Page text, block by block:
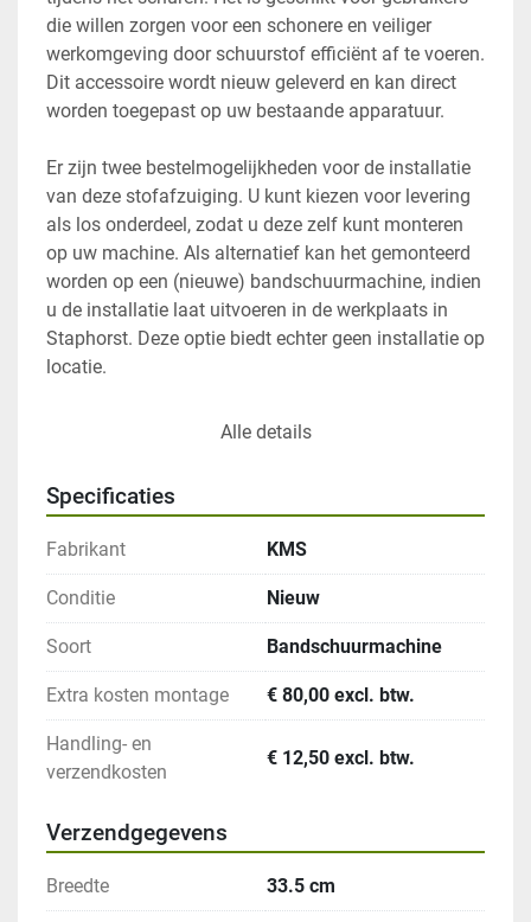
die willen zorgen voor een schonere en veiliger
werkomgeving door schuurstof efficiënt af te voeren.
Dit accessoire wordt nieuw geleverd en kan direct
worden toegepast op uw bestaande apparatuur.
Er zijn twee bestelmogelijkheden voor de installatie
van deze stofafzuiging. U kunt kiezen voor levering
als los onderdeel, zodat u deze zelf kunt monteren
op uw machine. Als alternatief kan het gemonteerd
worden op een (nieuwe) bandschuurmachine, indien
u de installatie laat uitvoeren in de werkplaats in
Staphorst. Deze optie biedt echter geen installatie op
locatie.
Deze stofafzuiging is een uitstekende keuze als u de
afhankelijk van uw specifieke behoeften en
voorkeuren.
Alle details
Specificaties
Fabrikant KMS
Conditie Nieuw
Soort Bandschuurmachine
Extra kosten montage € 80,00 excl. btw.
Handling- en
verzendkosten
€ 12,50 excl. btw.
Verzendgegevens
Breedte 33.5 cm